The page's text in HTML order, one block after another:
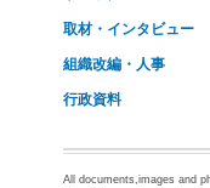
取材・インタビュー
組織改編・人事
行政資料
All documents,images and